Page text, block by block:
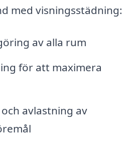
med visningsstädning:
av alla rum
för att maximera
avlastning av